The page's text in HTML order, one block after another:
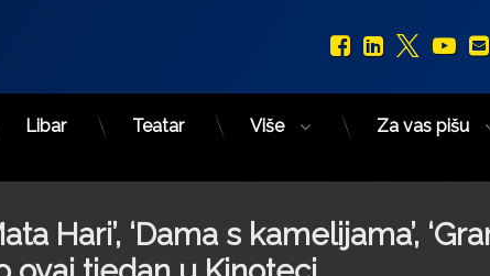
Facebook
LinkedIn
X.com
Libar Teatar Više Za vas pišu
Hari’, ‘Dama s kamelijama’,